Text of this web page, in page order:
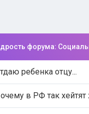
форума:
ребенка отцу...
в РФ так